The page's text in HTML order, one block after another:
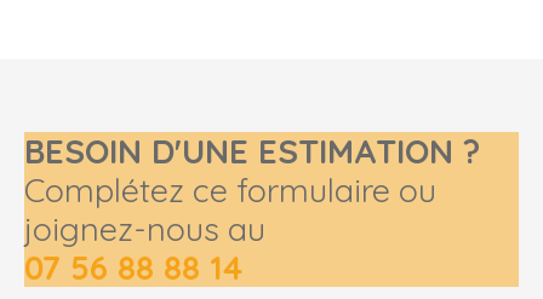
BESOIN D'UNE ESTIMATION ?
Complétez ce formulaire ou
joignez-nous au
07 56 88 88 14